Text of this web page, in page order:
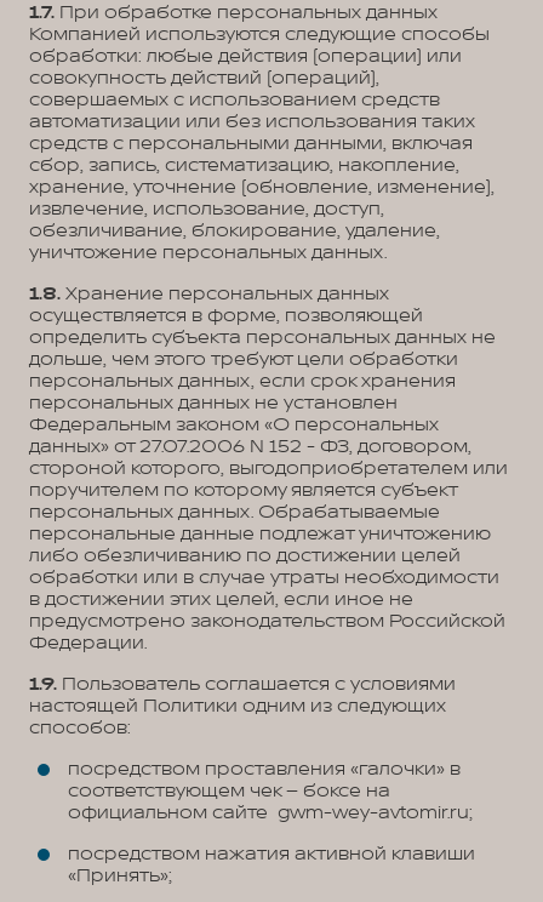
1.7. При обработке персональных данных
Компанией используются следующие способы
обработки: любые действия (операции) или
совокупность действий (операций),
совершаемых с использованием средств
автоматизации или без использования таких
средств с персональными данными, включая
сбор, запись, систематизацию, накопление,
хранение, уточнение (обновление, изменение),
извлечение, использование, доступ,
обезличивание, блокирование, удаление,
уничтожение персональных данных.
1.8. Хранение персональных данных
осуществляется в форме, позволяющей
определить субъекта персональных данных не
дольше, чем этого требуют цели обработки
персональных данных, если срок хранения
персональных данных не установлен
Федеральным законом «О персональных
данных» от 27.07.2006 N 152 - ФЗ, договором,
стороной которого, выгодоприобретателем или
поручителем по которому является субъект
персональных данных. Обрабатываемые
персональные данные подлежат уничтожению
либо обезличиванию по достижении целей
обработки или в случае утраты необходимости
в достижении этих целей, если иное не
предусмотрено законодательством Российской
Федерации.
1.9. Пользователь соглашается с условиями
настоящей Политики одним из следующих
способов:
посредством проставления «галочки» в
соответствующем чек – боксе на
официальном сайте gwm-wey-avtomir.ru;
посредством нажатия активной клавиши
«Принять»;